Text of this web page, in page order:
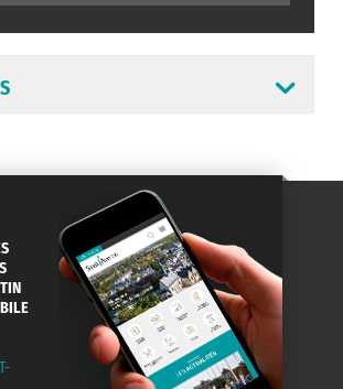
ABONNEMENT
NEWSLETTER
ST AV
EN LIGNE
PASSEPORT
MENUS